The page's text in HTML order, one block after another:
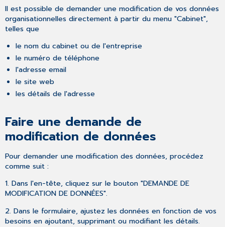
demande
de
modification
données
Il est possible de demander une modification de vos données
organisationnelles directement à partir du menu "Cabinet",
telles que
le nom du cabinet ou de l'entreprise
le numéro de téléphone
l'adresse email
le site web
les détails de l'adresse
Faire une demande de
modification de données
Pour demander une modification des données, procédez
comme suit :
1. Dans l'en-tête, cliquez sur le bouton "DEMANDE DE
MODIFICATION DE DONNÉES".
2. Dans le formulaire, ajustez les données en fonction de vos
besoins en ajoutant, supprimant ou modifiant les détails.